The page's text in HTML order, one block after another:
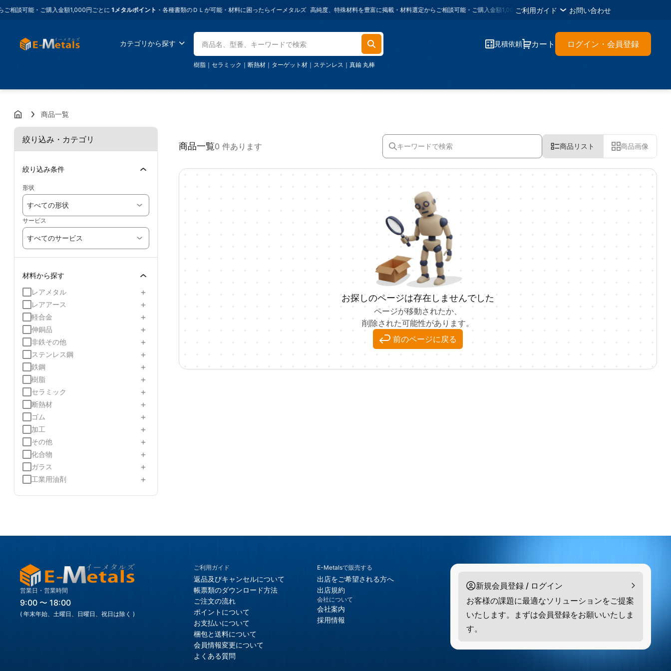
談可能・ご購入金額1,000円ごとに1メタルポイント・各種書類のＤＬが可能・材料に困ったらイーメタルズ 高純度、特殊材料を豊富に掲載・材料選定からご相談可能・ご購入金額1,000円ごとに1メタルポイント・各種書類のＤＬが可能・材料に
ご利用ガイド お問い合わせ
カテゴリから探す
樹脂 ｜ セラミック ｜ 断熱材 ｜ ターゲット材 ｜ ステンレス ｜ 真鍮 丸棒
見積依頼 カート ログイン・会員登録
商品一覧
絞り込み・カテゴリ
絞り込み条件
形状
すべての形状
サービス
すべてのサービス
材料から探す
レアメタル
+
レアアース +
軽合金 +
伸銅品 +
非鉄その他 +
ステンレス鋼 +
鉄鋼 +
樹脂 +
セラミック +
断熱材 +
ゴム +
加工 +
その他 +
化合物 +
ガラス +
工業用油剤 +
商品一覧0 件あります 商品リスト 商品画像
お探しのページは存在しませんでした
ページが移動されたか、
削除された可能性があります。
前のページに戻る
営業日・営業時間
9:00 〜 18:00
( 年末年始、土曜日、日曜日、祝日は除く )
ご利用ガイド
返品及びキャンセルについて
帳票類のダウンロード方法
ご注文の流れ
ポイントについて
お支払いについて
梱包と送料について
会員情報変更について
よくある質問
E-Metalsで販売する
出店をご希望される方へ
出店規約
会社について
会社案内
採用情報
新規会員登録 / ログイン
お客様の課題に最適なソリューションをご提案
いたします。まずは会員登録をお願いいたしま
す。